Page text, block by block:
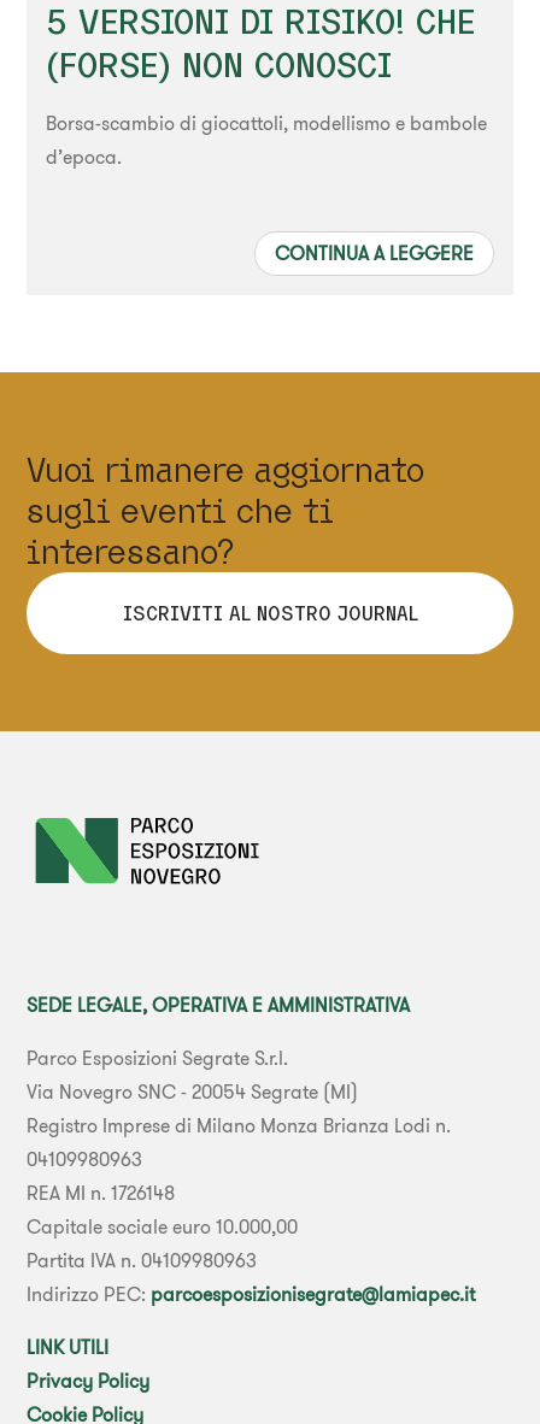
5 VERSIONI DI RISIKO! CHE
(FORSE) NON CONOSCI
Borsa-scambio di giocattoli, modellismo e bambole
d’epoca.
CONTINUA A LEGGERE
Vuoi rimanere aggiornato
sugli eventi che ti
interessano?
ISCRIVITI AL NOSTRO JOURNAL
SEDE LEGALE, OPERATIVA E AMMINISTRATIVA
Parco Esposizioni Segrate S.r.l.
Via Novegro SNC - 20054 Segrate (MI)
Registro Imprese di Milano Monza Brianza Lodi n.
04109980963
REA MI n. 1726148
Capitale sociale euro 10.000,00
Partita IVA n. 04109980963
Indirizzo PEC: parcoesposizionisegrate@lamiapec.it
LINK UTILI
Privacy Policy
Cookie Policy